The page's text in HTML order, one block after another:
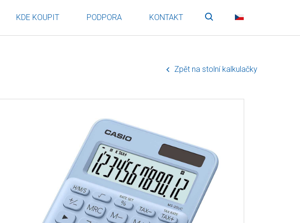
KDE KOUPIT PODPORA KONTAKT Vyhledávání
Zpět na stolní kalkulačky